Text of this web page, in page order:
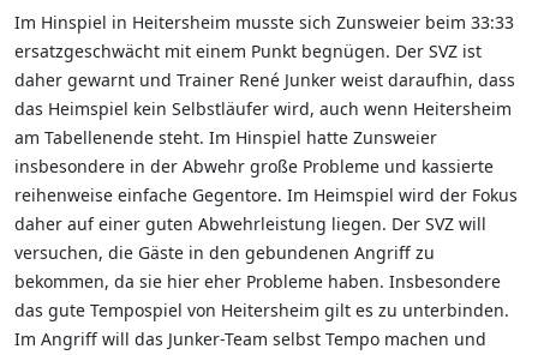
Im Hinspiel in Heitersheim musste sich Zunsweier beim 33:33
ersatzgeschwächt mit einem Punkt begnügen. Der SVZ ist
daher gewarnt und Trainer René Junker weist daraufhin, dass
das Heimspiel kein Selbstläufer wird, auch wenn Heitersheim
am Tabellenende steht. Im Hinspiel hatte Zunsweier
insbesondere in der Abwehr große Probleme und kassierte
reihenweise einfache Gegentore. Im Heimspiel wird der Fokus
daher auf einer guten Abwehrleistung liegen. Der SVZ will
versuchen, die Gäste in den gebundenen Angriff zu
bekommen, da sie hier eher Probleme haben. Insbesondere
das gute Tempospiel von Heitersheim gilt es zu unterbinden.
Im Angriff will das Junker-Team selbst Tempo machen und